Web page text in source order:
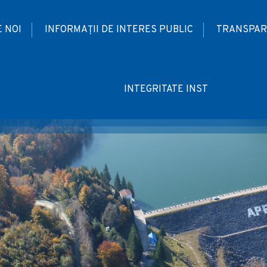
NOI INFORMAȚII DE INTERES PUBLIC
INTEGRITATE INST